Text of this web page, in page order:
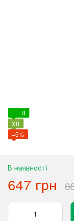
8
Хіт
−5%
В наявності
647 грн